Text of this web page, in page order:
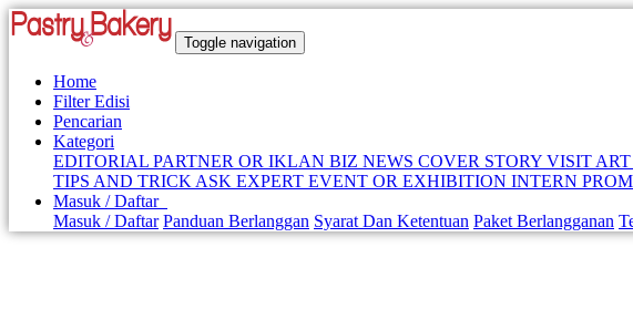
Toggle navigation
Home
Filter Edisi
Pencarian
Kategori
EDITORIAL PARTNER OR IKLAN BIZ NEWS COVER STORY VISIT
TIPS AND TRICK ASK EXPERT EVENT OR EXHIBITION INTERN
Masuk / Daftar
Masuk / Daftar Panduan Berlanggan Syarat Dan Ketentuan Paket Berlangganan